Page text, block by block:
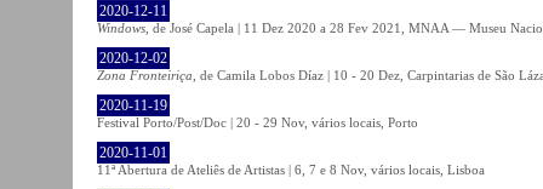
2020-12-11
Windows , de José Capela | 11 Dez 2020 a 28 Fev 2021, MNAA — Museu
2020-12-02
Zona Fronteiriça , de Camila Lobos Díaz | 10 - 20 Dez, Carpintarias de São
2020-11-19
Festival Porto/Post/Doc | 20 - 29 Nov, vários locais, Porto
2020-11-01
11ª Abertura de Ateliês de Artistas | 6, 7 e 8 Nov, vários locais, Lisboa